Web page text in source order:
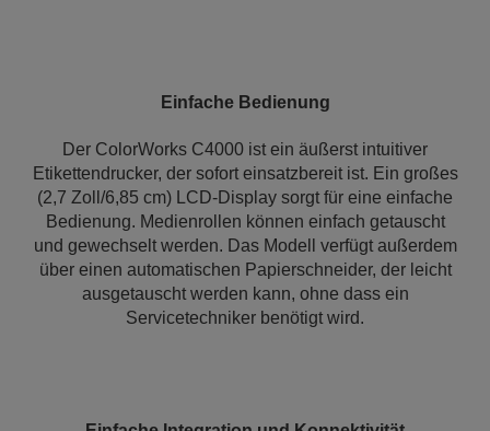
Einfache Bedienung
Der ColorWorks C4000 ist ein äußerst intuitiver
Etikettendrucker, der sofort einsatzbereit ist. Ein großes
(2,7 Zoll/6,85 cm) LCD-Display sorgt für eine einfache
Bedienung. Medienrollen können einfach getauscht
und gewechselt werden. Das Modell verfügt außerdem
über einen automatischen Papierschneider, der leicht
ausgetauscht werden kann, ohne dass ein
Servicetechniker benötigt wird.